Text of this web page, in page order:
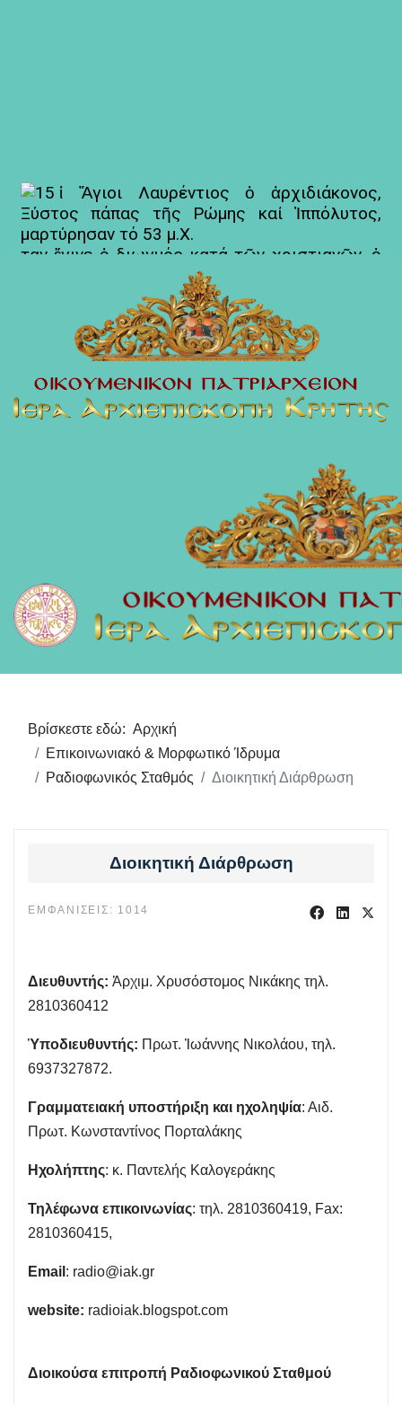
Βρίσκεστε εδώ: Αρχική
Επικοινωνιακό & Μορφωτικό Ίδρυμα
Ραδιοφωνικός Σταθμός
Διοικητική Διάρθρωση
Διοικητική Διάρθρωση
ΕΜΦΑΝΊΣΕΙΣ: 1014
Διευθυντής: Ἀρχιμ. Χρυσόστομος Νικάκης τηλ.
2810360412
Ὑποδιευθυντής: Πρωτ. Ἰωάννης Νικολάου, τηλ.
6937327872.
Γραμματειακή υποστήριξη και ηχοληψία: Αιδ.
Πρωτ. Κωνσταντίνος Πορταλάκης
Ηχολήπτης: κ. Παντελής Καλογεράκης
Τηλέφωνα επικοινωνίας: τηλ. 2810360419, Fax:
2810360415,
Email : radio@iak.gr
website: radioiak.blogspot.com
Διοικούσα επιτροπή Ραδιοφωνικού Σταθμού